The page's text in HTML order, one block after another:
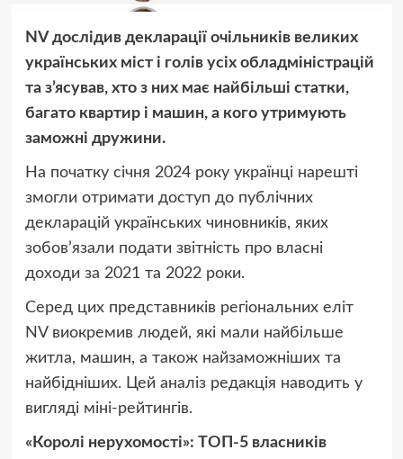
NV дослідив декларації очільників великих
українських міст і голів усіх обладміністрацій
та з’ясував, хто з них має найбільші статки,
багато квартир і машин, а кого утримують
заможні дружини.
На початку січня 2024 року українці нарешті
змогли отримати доступ до публічних
декларацій українських чиновників, яких
зобов’язали подати звітність про власні
доходи за 2021 та 2022 роки.
Серед цих представників регіональних еліт
NV виокремив людей, які мали найбільше
житла, машин, а також найзаможніших та
найбідніших. Цей аналіз редакція наводить у
вигляді міні-рейтингів.
«Королі нерухомості»: ТОП-5 власників